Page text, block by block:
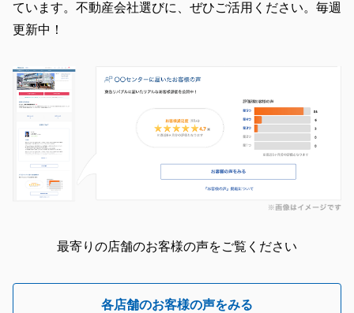
ています。不動産会社選びに、ぜひご活用ください。毎週
更新中！
最寄りの店舗のお客様の声をご覧ください
各店舗のお客様の声をみる